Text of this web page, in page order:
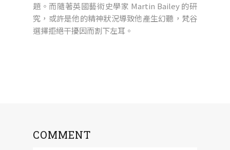
題。而隨著英國藝術史學家 Martin Bailey 的研
究，或許是他的精神狀況導致他產生幻聽，梵谷
選擇拒絕干擾因而割下左耳。
COMMENT